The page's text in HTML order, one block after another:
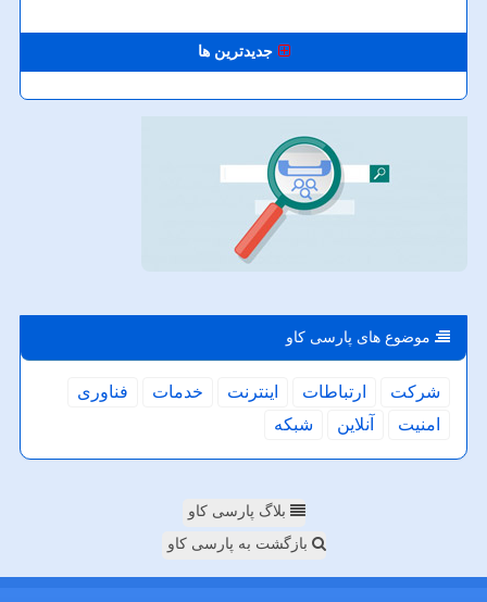
جدیدترین ها
موضوع های پارسی كاو
شركت ارتباطات اینترنت خدمات
فناوری
امنیت
آنلاین شبكه
بلاگ پارسی کاو
بازگشت به پارسی کاو